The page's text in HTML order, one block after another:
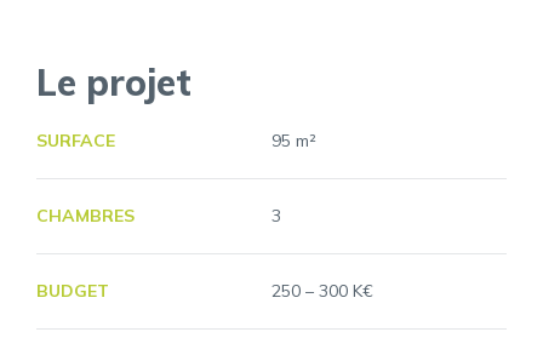
Le projet
SURFACE 95 m²
CHAMBRES 3
BUDGET 250 – 300 K€